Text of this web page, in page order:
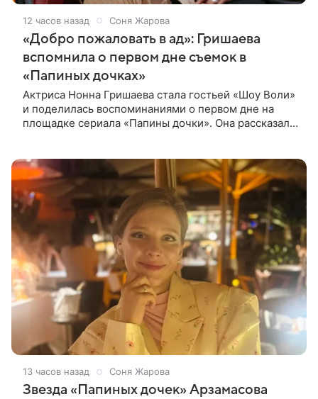
12 часов назад Соня Жарова
«Добро пожаловать в ад»: Гришаева
вспомнила о первом дне съемок в
«Папиных дочках»
Актриса Нонна Гришаева стала гостьей «Шоу Воли»
и поделилась воспоминаниями о первом дне на
площадке сериала «Папины дочки». Она рассказала,
13 часов назад Соня Жарова
Звезда «Папиных дочек» Арзамасова